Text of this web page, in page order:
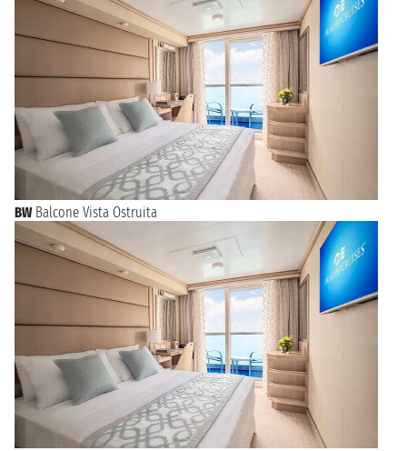
BW Balcone Vista Ostruita